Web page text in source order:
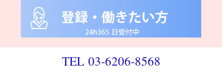
TEL 03-6206-8568